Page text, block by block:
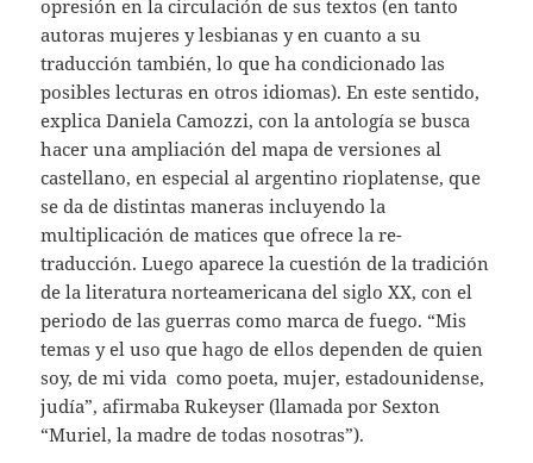
opresión en la circulación de sus textos (en tanto
autoras mujeres y lesbianas y en cuanto a su
traducción también, lo que ha condicionado las
posibles lecturas en otros idiomas). En este sentido,
explica Daniela Camozzi, con la antología se busca
hacer una ampliación del mapa de versiones al
castellano, en especial al argentino rioplatense, que
se da de distintas maneras incluyendo la
multiplicación de matices que ofrece la re-
traducción. Luego aparece la cuestión de la tradición
de la literatura norteamericana del siglo XX, con el
periodo de las guerras como marca de fuego. “Mis
temas y el uso que hago de ellos dependen de quien
soy, de mi vida como poeta, mujer, estadounidense,
judía”, afirmaba Rukeyser (llamada por Sexton
“Muriel, la madre de todas nosotras”).